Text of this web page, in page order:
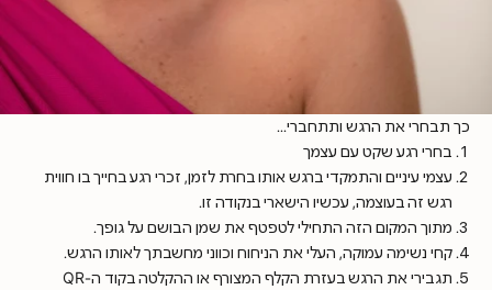
כך תבחרי את הרגש ותתחברי...
בחרי רגע שקט עם עצמך
עצמי עיניים והתמקדי ברגש אותו בחרת לזמן, זכרי רגע בחייך בו חווית
רגש זה בעוצמה, עכשיו הישארי בנקודה זו.
מתוך המקום הזה התחילי לטפטף את שמן הבושם על גופך.
קחי נשימה עמוקה, העלי את הניחוח וכווני מחשבתך לאותו הרגש.
תגבירי את הרגש בעזרת הקלף המצורף או ההקלטה בקוד ה-QR